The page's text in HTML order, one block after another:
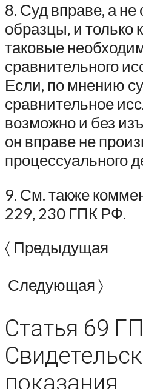
8. Суд вправе, а не
образцы, и только
таковые
сравнительного
Если, по мнению
сравнительное
возможно и без
он вправе не
процессуального
9. См. также
229, 230 ГПК РФ.
〈 Предыдущая
Следующая 〉
Статья 69
показания